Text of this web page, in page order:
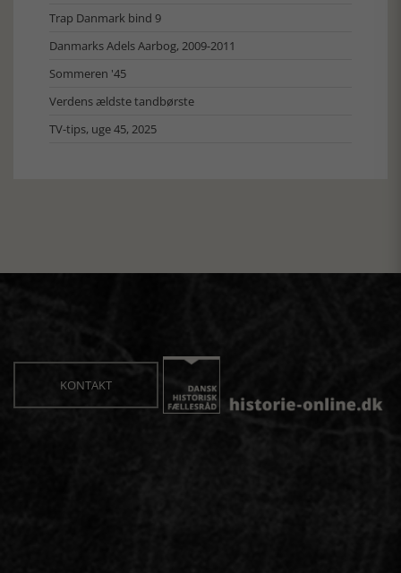
Trap Danmark bind 9
Danmarks Adels Aarbog, 2009-2011
Sommeren '45
Verdens ældste tandbørste
TV-tips, uge 45, 2025
KONTAKT